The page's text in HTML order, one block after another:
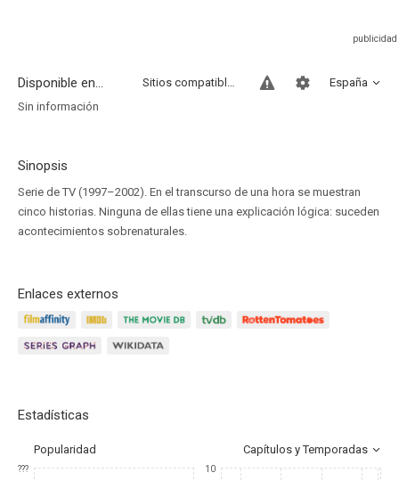
Disponible en... España
Sitios compatibles
Sin información
Sinopsis
Serie de TV (1997–2002). En el transcurso de una hora se muestran
cinco historias. Ninguna de ellas tiene una explicación lógica: suceden
acontecimientos sobrenaturales.
Enlaces externos
Estadísticas
Popularidad Capítulos y Temporadas
??? 10